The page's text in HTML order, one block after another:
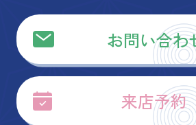
お問い合わ
来店予約